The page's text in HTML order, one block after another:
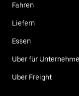
Fahren
Liefern
Essen
Uber für
Uber Freight